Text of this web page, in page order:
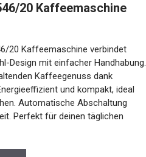
20 Kaffeemaschine
20 Kaffeemaschine verbindet
Design mit einfacher Handhabung.
Kaffeegenuss dank
und kompakt, ideal
Automatische Abschaltung
Perfekt für deinen täglichen